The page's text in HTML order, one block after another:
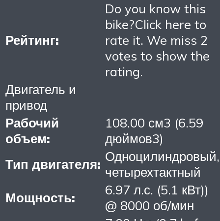
Рейтинг:
Do you know this
bike?Click here to
rate it. We miss 2
votes to show the
rating.
Двигатель и
привод
Рабочий
объем:
108.00 см3 (6.59
дюймов3)
Тип двигателя: Одноцилиндровый,
четырехтактный
Мощность:
6.97 л.с. (5.1 кВт))
@ 8000 об/мин